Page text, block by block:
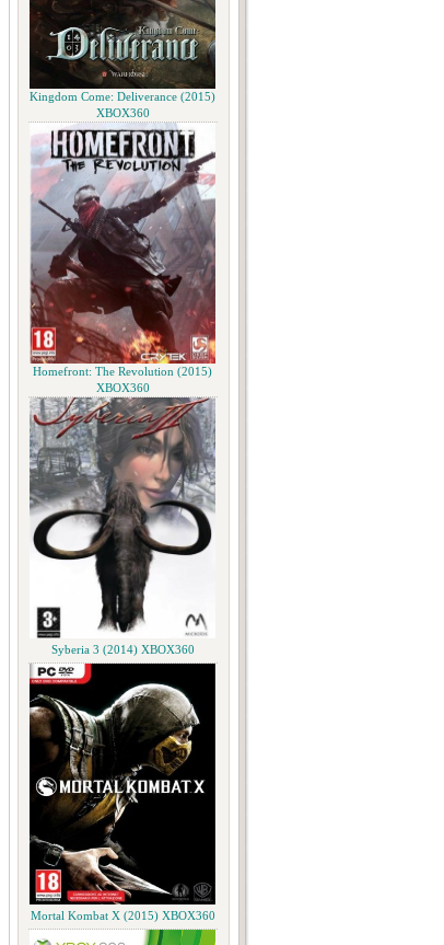
Kingdom Come: Deliverance (2015)
XBOX360
Homefront: The Revolution (2015)
XBOX360
Syberia 3 (2014) XBOX360
Mortal Kombat X (2015) XBOX360